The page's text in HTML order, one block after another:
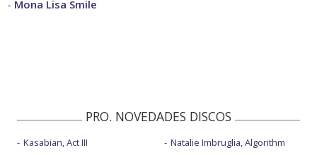
- Mona Lisa Smile
PRO. NOVEDADES DISCOS
Kasabian, Act III
Natalie Imbruglia, Algorithm